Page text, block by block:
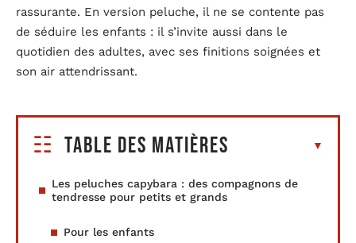
rassurante. En version peluche, il ne se contente pas
de séduire les enfants : il s’invite aussi dans le
quotidien des adultes, avec ses finitions soignées et
son air attendrissant.
Table des matières
Les peluches capybara : des compagnons de
tendresse pour petits et grands
Pour les enfants